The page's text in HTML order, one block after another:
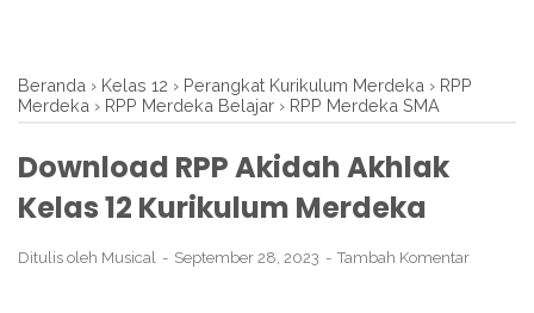
Beranda › Kelas 12 › Perangkat Kurikulum Merdeka › RPP
Merdeka › RPP Merdeka Belajar › RPP Merdeka SMA
Download RPP Akidah Akhlak
Kelas 12 Kurikulum Merdeka
Ditulis oleh Musical September 28, 2023 Tambah Komentar